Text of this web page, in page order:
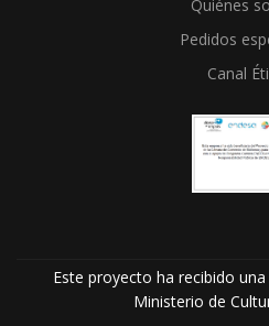
Quiénes
Pedidos
Canal
Este proyecto ha recibido
Ministerio de